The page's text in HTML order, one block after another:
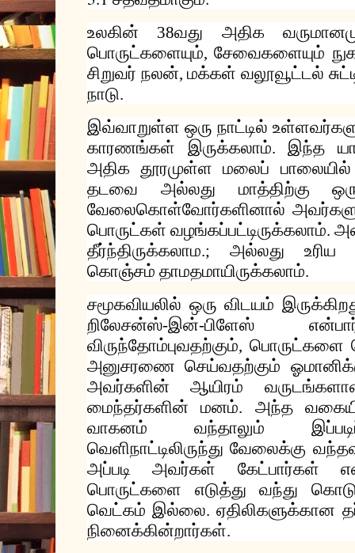
உலகின் 38வது அதிக
பொருட்களையும்,சேவைகளையும்
சிறுவர் நலன்,மக்கள் வலூவூட்டல்
நாடு.
இவ்வாறுள்ள ஒரு நாட்டில்
காரணங்கள்
இருக்கலாம்.இந்த
அதிக தூரமுள்ள மலைப் பாலையில்
தடவை
அல்லது மாத்திற்கு
வேலைகொள்வோர்களினால்
பொருட்கள் வழங்கப்பட்டிருக்கலாம்.
தீர்ந்திருக்கலாம.;அல்லது
உரிய
கொஞ்சம் தாமதமாயிருக்கலாம்.
சமூகவியலில் ஒரு விடயம்
றிலேசன்ஸ்-இன்-பிளேஸ்
விருந்தோம்புவதற்கும், பொருட்களை
அனுசரணை செய்வதற்கும்
அவர்களின்
ஆயிரம்
மைந்தர்களின்
மனம். அந்த
வாகனம்
வந்தாலும்
வெளிநாட்டிலிருந்து வேலைக்கு
அப்படி
அவர்கள் கேட்பார்கள்
பொருட்களை
எடுத்து வந்து
வெட்கம் இல்லை.ஏதிலிகளுக்கான
நினைக்கின்றார்கள்.